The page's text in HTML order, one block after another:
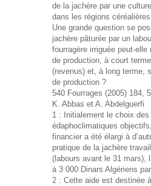
de la jachère par une
dans les régions
Une grande question se
jachère pâturée par un
fourragère irriguée peut-
de production, à court
(revenus) et, à long terme,
de production ?
540 Fourrages (2005) 184,
K. Abbas et A. Abdelguerfi
1 : Initialement le choix
édaphoclimatiques
financier a été élargi à
pratique de la jachère
(labours avant le 31 mars),
à 3 000 Dinars Algériens
2 : Cette aide est destinée